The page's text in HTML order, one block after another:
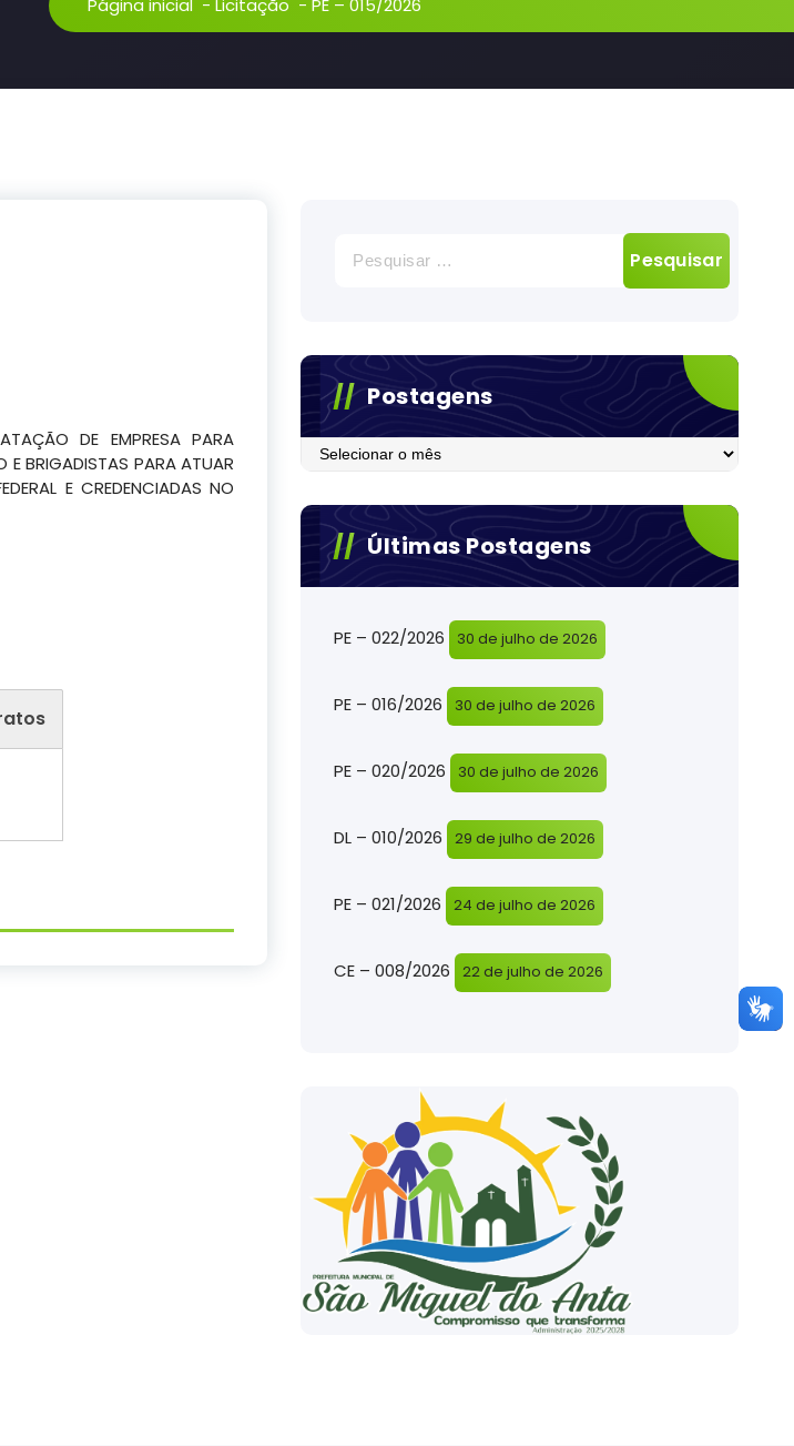
Página inicial - Licitação - PE – 015/2026
DE EMPRESA PARA
E BRIGADISTAS PARA ATUAR
E CREDENCIADAS NO
por:
Postagens
Postagens
Últimas Postagens
PE – 022/2026 30 de julho de 2026
PE – 016/2026 30 de julho de 2026
PE – 020/2026 30 de julho de 2026
DL – 010/2026 29 de julho de 2026
PE – 021/2026 24 de julho de 2026
CE – 008/2026 22 de julho de 2026